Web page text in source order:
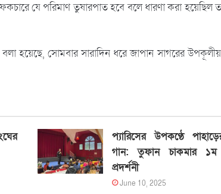
যে পরিমাণ তুষারপাত হবে বলে ধারণা করা হয়েছিল
হয়েছে, সোমবার সারাদিন ধরে জাপান সাগরের
প্যারিসের উপকণ্ঠে
গান: তুফান চাকমার
প্রদর্শনী
June 10, 2025